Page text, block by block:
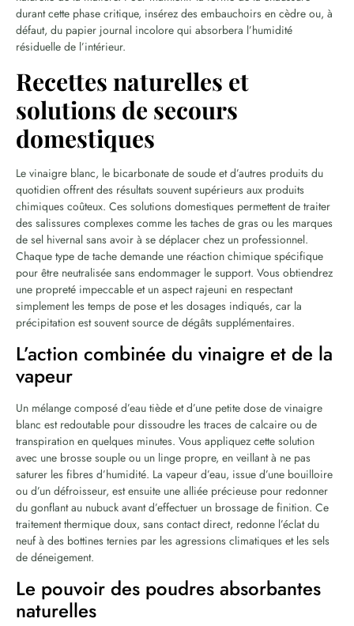
durant cette phase critique, insérez des embauchoirs en cèdre ou, à
défaut, du papier journal incolore qui absorbera l’humidité
résiduelle de l’intérieur.
Recettes naturelles et
solutions de secours
domestiques
Le vinaigre blanc, le bicarbonate de soude et d’autres produits du
quotidien offrent des résultats souvent supérieurs aux produits
chimiques coûteux. Ces solutions domestiques permettent de traiter
des salissures complexes comme les taches de gras ou les marques
de sel hivernal sans avoir à se déplacer chez un professionnel.
Chaque type de tache demande une réaction chimique spécifique
pour être neutralisée sans endommager le support. Vous obtiendrez
une propreté impeccable et un aspect rajeuni en respectant
simplement les temps de pose et les dosages indiqués, car la
précipitation est souvent source de dégâts supplémentaires.
L’action combinée du vinaigre et de la
vapeur
Un mélange composé d’eau tiède et d’une petite dose de vinaigre
blanc est redoutable pour dissoudre les traces de calcaire ou de
transpiration en quelques minutes. Vous appliquez cette solution
avec une brosse souple ou un linge propre, en veillant à ne pas
saturer les fibres d’humidité. La vapeur d’eau, issue d’une bouilloire
ou d’un défroisseur, est ensuite une alliée précieuse pour redonner
du gonflant au nubuck avant d’effectuer un brossage de finition. Ce
traitement thermique doux, sans contact direct, redonne l’éclat du
neuf à des bottines ternies par les agressions climatiques et les sels
de déneigement.
Le pouvoir des poudres absorbantes
naturelles